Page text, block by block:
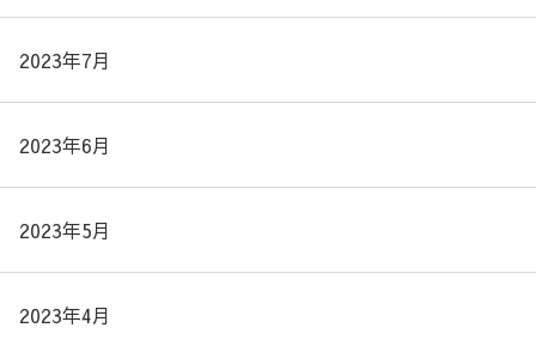
2023年7月
2023年6月
2023年5月
2023年4月